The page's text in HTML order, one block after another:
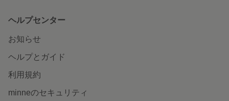
ヘルプセンター
お知らせ
ヘルプとガイド
利用規約
minneのセキュリティ